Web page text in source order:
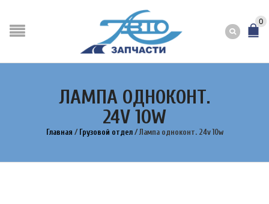
0
ЛАМПА ОДНОКОНТ.
24V 10W
Главная / Грузовой отдел / Лампа одноконт. 24v 10w